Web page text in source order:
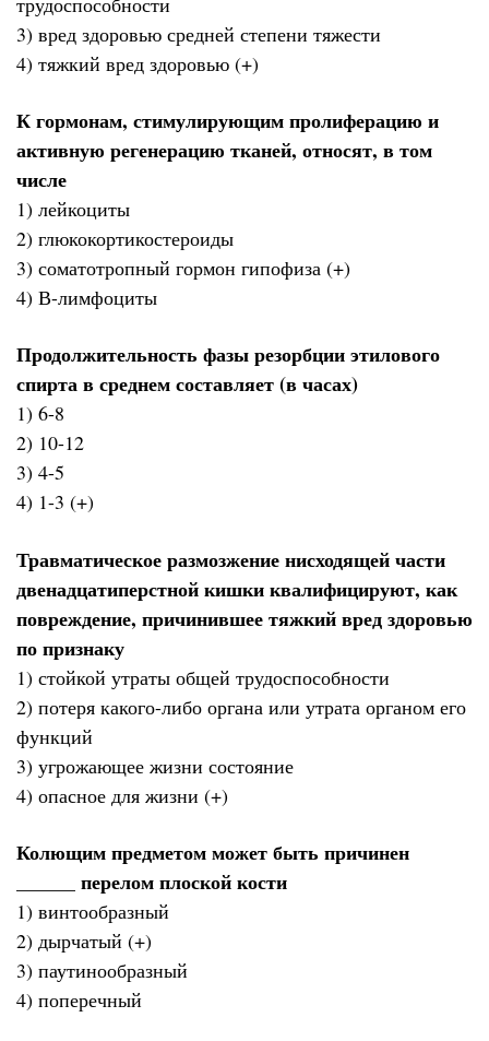
3) вред здоровью средней степени тяжести
4) тяжкий вред здоровью (+)
К гормонам, стимулирующим пролиферацию и
активную регенерацию тканей, относят, в том
числе
1) лейкоциты
2) глюкокортикостероиды
3) соматотропный гормон гипофиза (+)
4) В-лимфоциты
Продолжительность фазы резорбции этилового
спирта в среднем составляет (в часах)
1) 6-8
2) 10-12
3) 4-5
4) 1-3 (+)
Травматическое размозжение нисходящей части
двенадцатиперстной кишки квалифицируют, как
повреждение, причинившее тяжкий вред здоровью
по признаку
1) стойкой утраты общей трудоспособности
2) потеря какого-либо органа или утрата органом его
функций
3) угрожающее жизни состояние
4) опасное для жизни (+)
Колющим предметом может быть причинен
______ перелом плоской кости
1) винтообразный
2) дырчатый (+)
3) паутинообразный
4) поперечный